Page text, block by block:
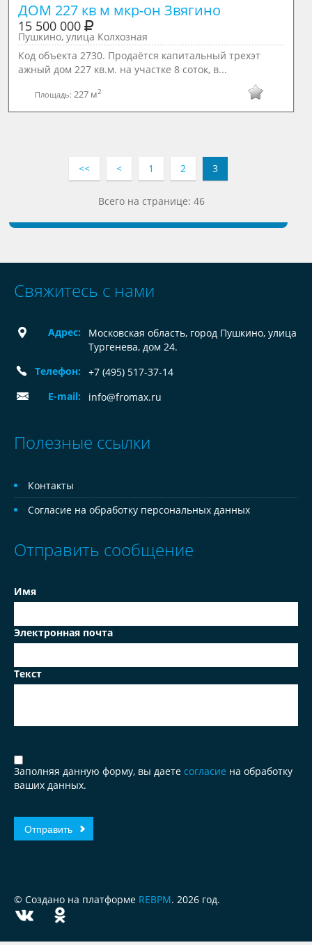
ДОМ 227 кв м мкр-он Звягино
15 500 000
Пушкино, улица Колхозная
Код объекта 2730. Продаётся капитальный трехэт
ажный дом 227 кв.м. на участке 8 соток, в...
Площадь: 227 м2
<< < 1 2 3
Всего на странице: 46
Свяжитесь с нами
Адрес:
Московская область, город Пушкино, улица
Тургенева, дом 24.
Телефон:
+7 (495) 517-37-14
E-mail:
info@fromax.ru
Полезные ссылки
Контакты
Согласие на обработку персональных данных
Отправить сообщение
Имя
Электронная почта
Текст
Заполняя данную форму, вы даете согласие на обработку
ваших данных.
© Создано на платформе REBPM. 2026 год.